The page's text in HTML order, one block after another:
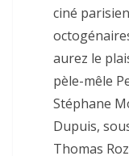
ciné
aurez le
pèle-mêle
Stéphane
Dupuis,
Thomas